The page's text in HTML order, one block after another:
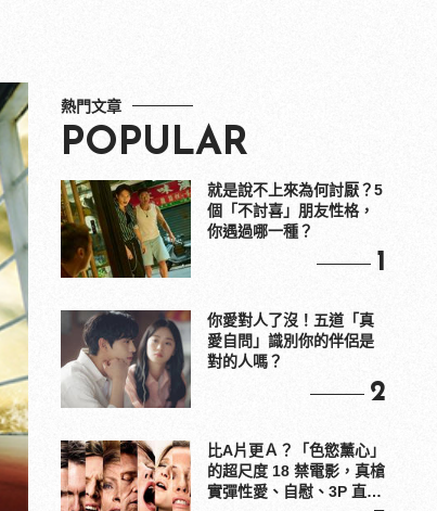
熱門文章
POPULAR
就是說不上來為何討厭？5
個「不討喜」朋友性格，
你遇過哪一種？
1
你愛對人了沒！五道「真
愛自問」識別你的伴侶是
對的人嗎？
2
比A片更Ａ？「色慾薰心」
的超尺度 18 禁電影，真槍
實彈性愛、自慰、3P 直接